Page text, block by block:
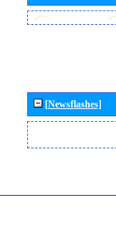
[Newsflashes]